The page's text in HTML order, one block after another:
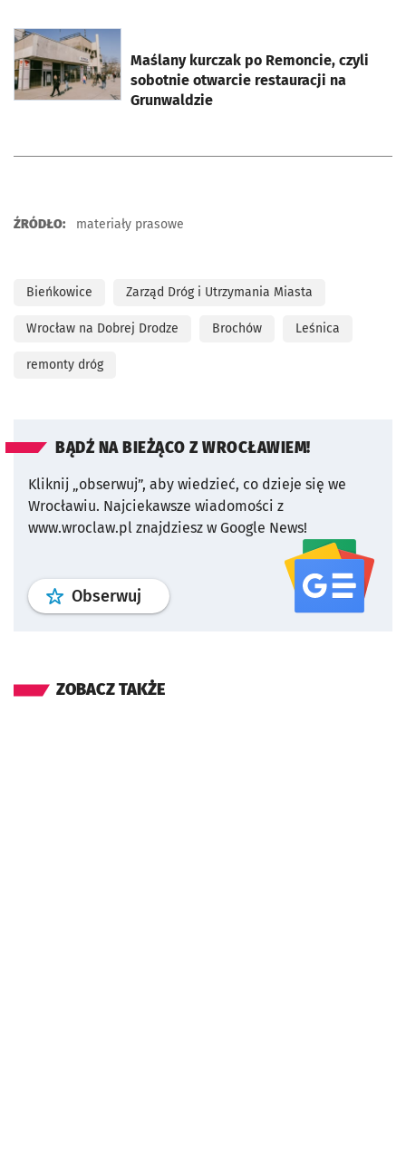
Maślany kurczak po Remoncie, czyli
sobotnie otwarcie restauracji na
Grunwaldzie
otworzy się w nowej karcie
ŹRÓDŁO: materiały prasowe
Bieńkowice Zarząd Dróg i Utrzymania Miasta
Wrocław na Dobrej Drodze Brochów Leśnica
remonty dróg
BĄDŹ NA BIEŻĄCO Z WROCŁAWIEM!
Kliknij „obserwuj”, aby wiedzieć, co dzieje się we
Wrocławiu. Najciekawsze wiadomości z
www.wroclaw.pl znajdziesz w Google News!
Obserwuj profil serwisu
ZOBACZ TAKŻE